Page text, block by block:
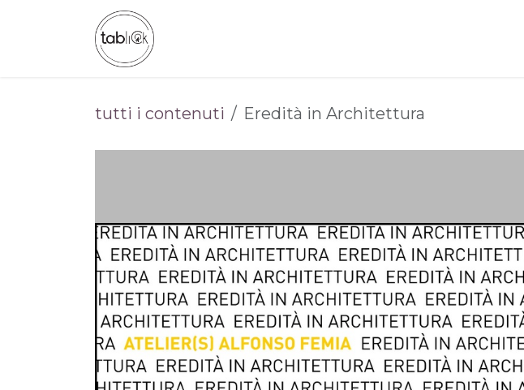
Passa al contenuto
tutti i contenuti Eredità in Architettura